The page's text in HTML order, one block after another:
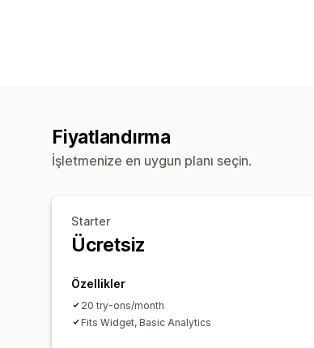
Fiyatlandırma
İşletmenize en uygun planı seçin.
Starter
Ücretsiz
Özellikler
20 try-ons/month
Fits Widget, Basic Analytics